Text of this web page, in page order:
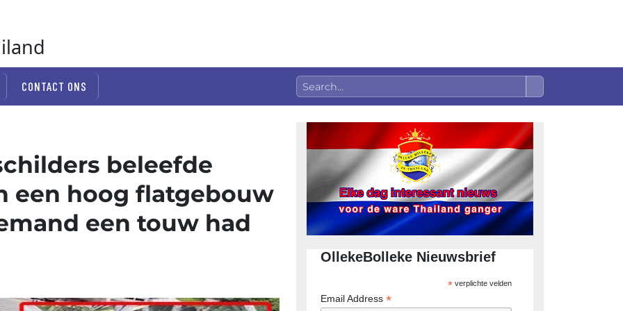
CONTACT ONS
beleefde
een hoog flatgebouw
een touw had
OllekeBolleke Nieuwsbrief
*verplichte velden
Email Address *